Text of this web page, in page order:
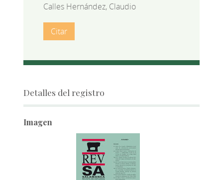
Calles Hernández, Claudio
Citar
Detalles del registro
Imagen